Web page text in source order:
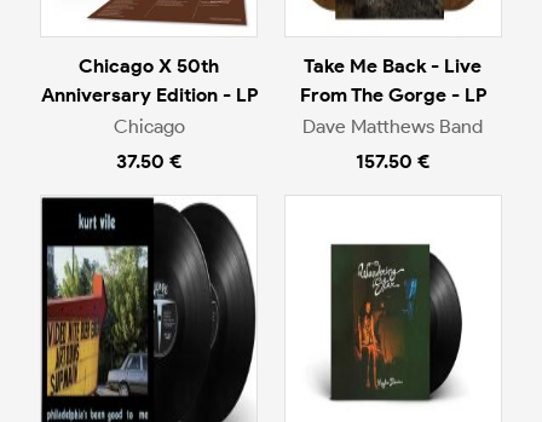
Chicago X 50th
Anniversary Edition - LP
Chicago
37.50 €
Take Me Back - Live
From The Gorge - LP
Dave Matthews Band
157.50 €